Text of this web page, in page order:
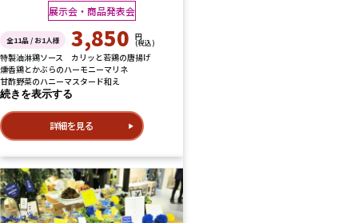
展示会・商品発表会
全11品 / お1人様 3,850 円
(税込)
特製油淋鶏ソース カリッと若鶏の唐揚げ
燻香鶏とかぶらのハーモニーマリネ
甘酢野菜のハニーマスタード和え
続きを表示する
詳細を見る